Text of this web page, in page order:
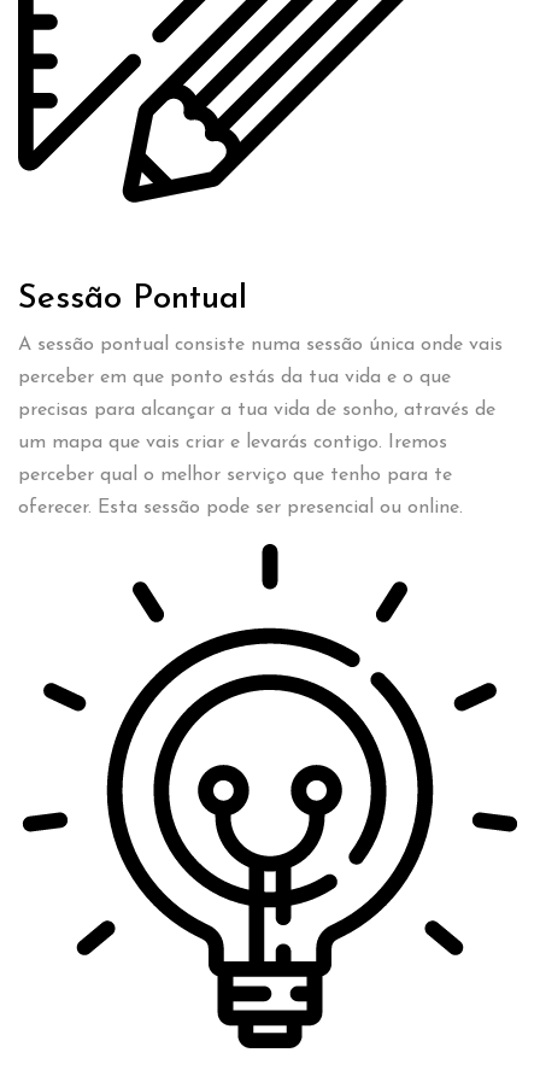
Sessão Pontual
A sessão pontual consiste numa sessão única onde vais
perceber em que ponto estás da tua vida e o que
precisas para alcançar a tua vida de sonho, através de
um mapa que vais criar e levarás contigo. Iremos
perceber qual o melhor serviço que tenho para te
oferecer. Esta sessão pode ser presencial ou online.